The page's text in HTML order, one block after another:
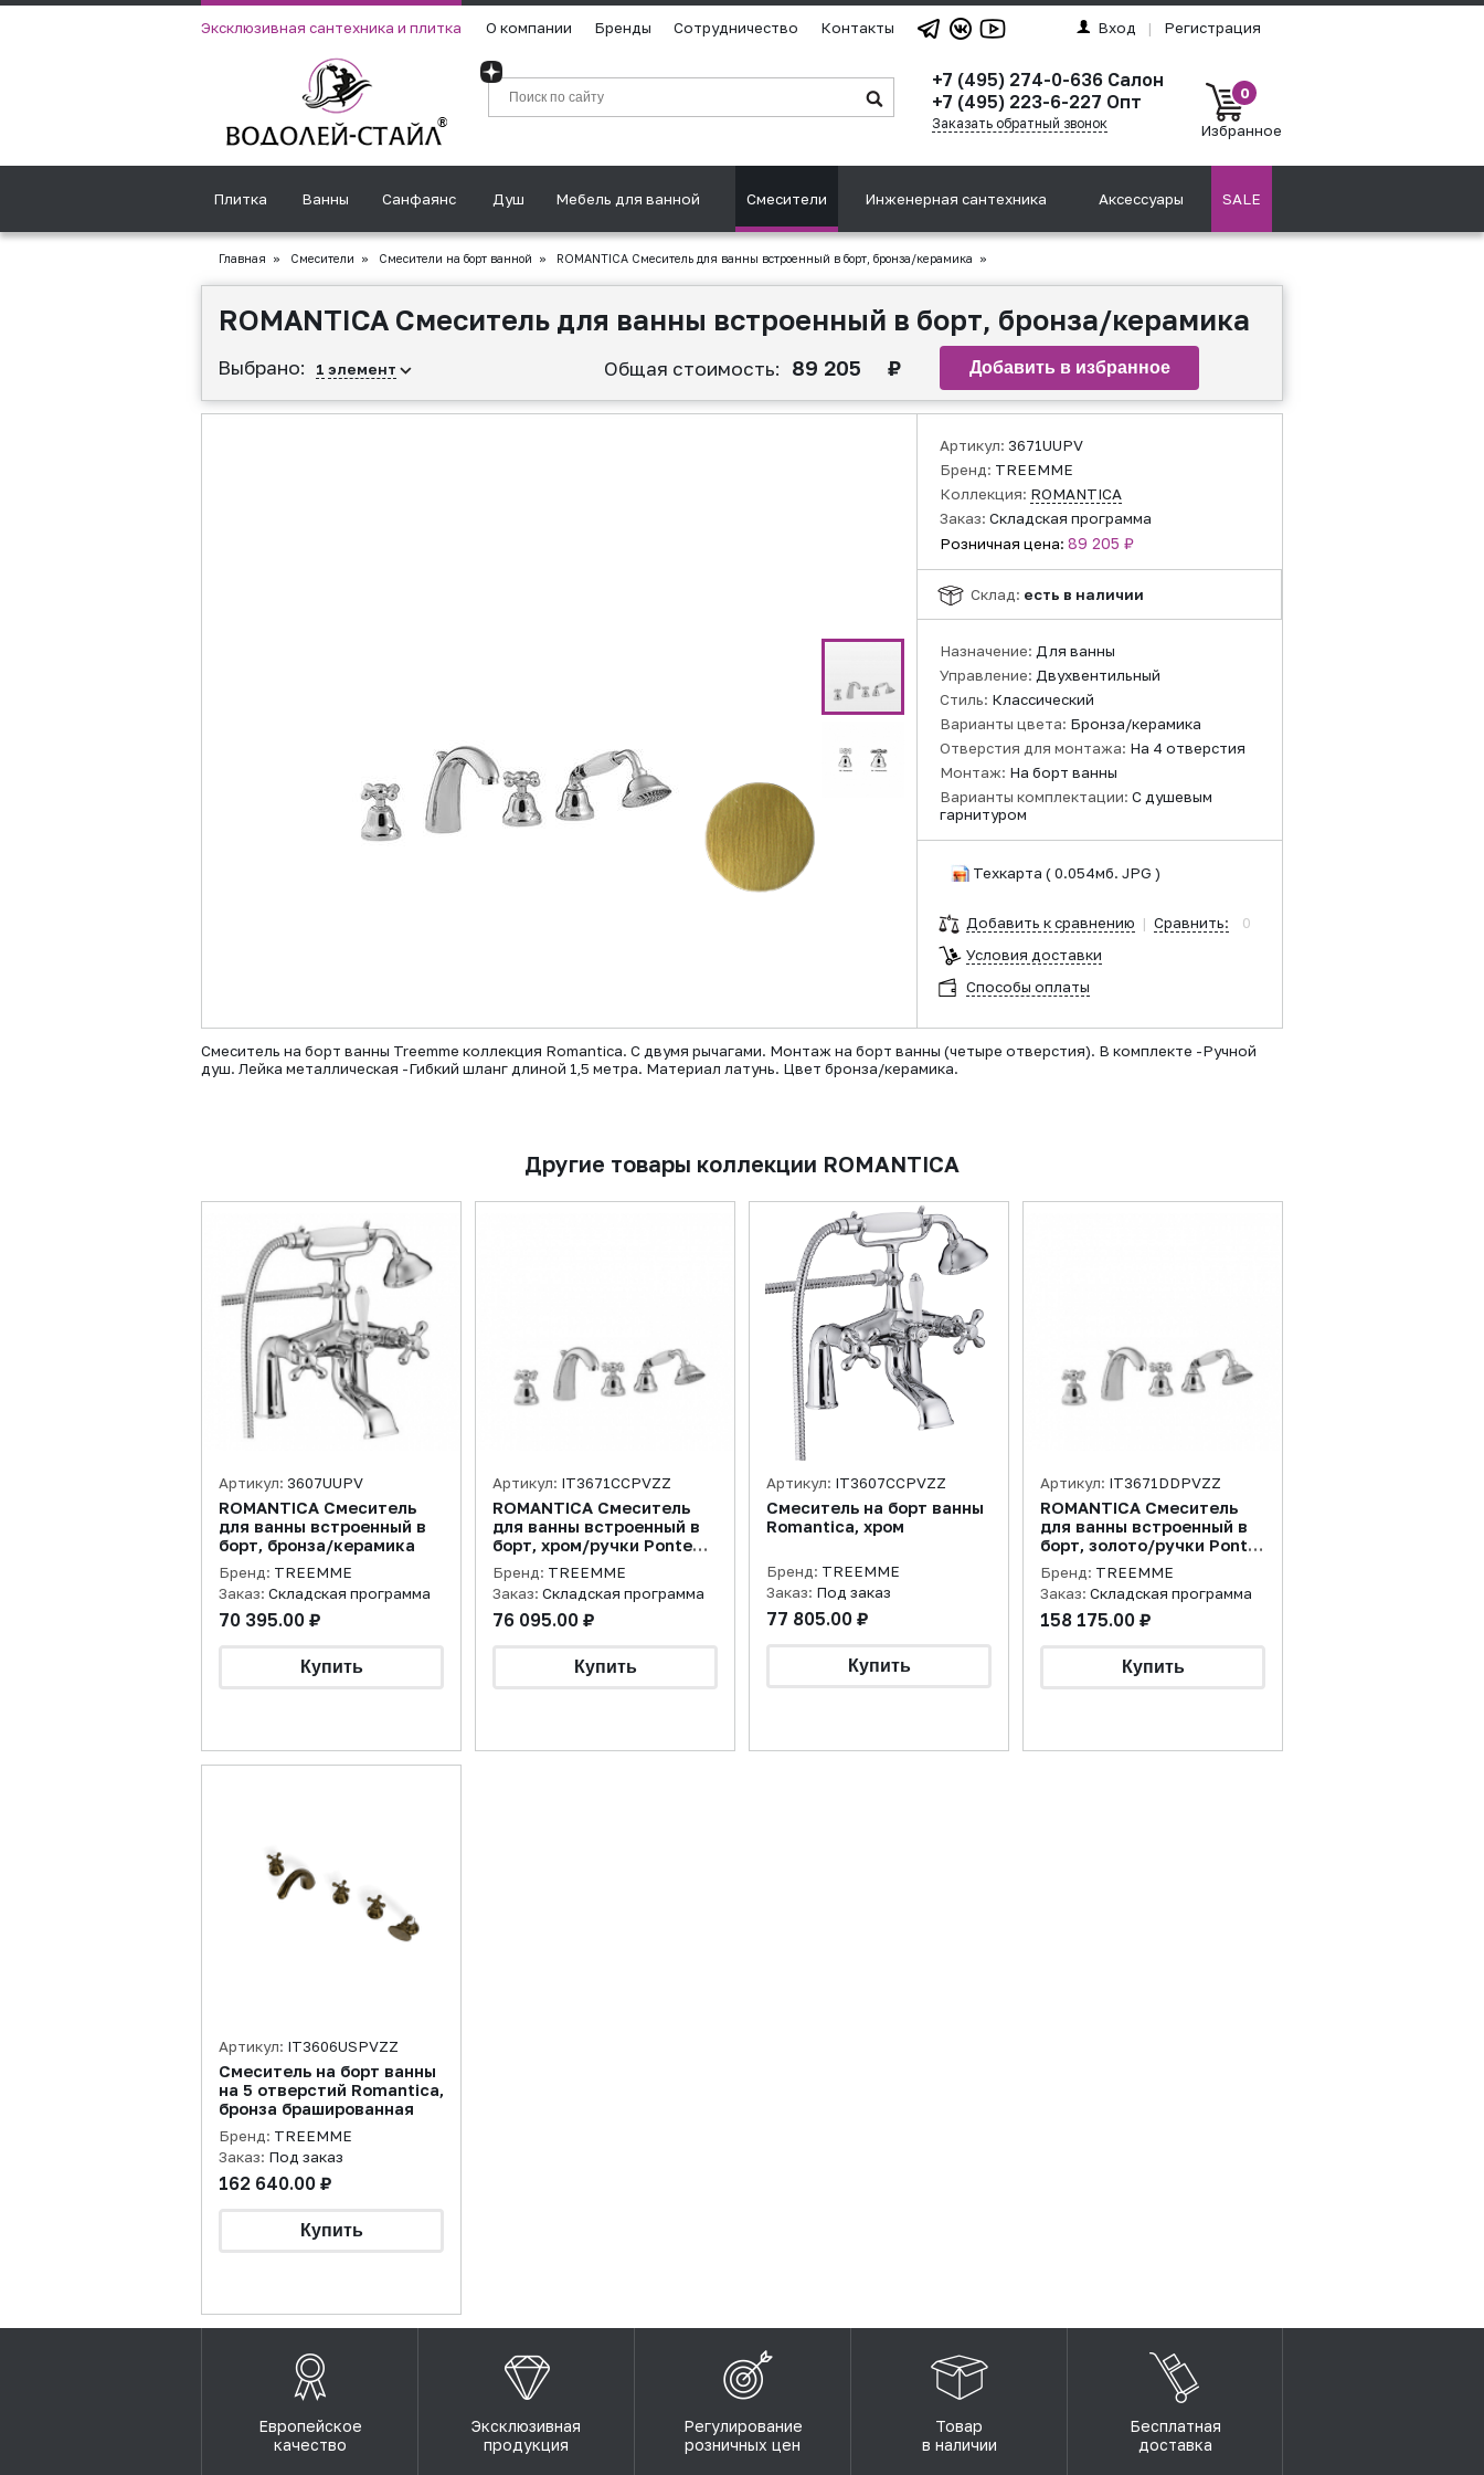
Эксклюзивная сантехника и плитка О компании Бренды Сотрудничество Контакты Вход | Регистрация
+7 (495) 274-0-636 Салон
+7 (495) 223-6-227 Опт
Заказать обратный звонок
0
Избранное
Плитка Ванны Санфаянс Душ Мебель для ванной Смесители Инженерная сантехника Аксессуары SALE
Главная » Смесители » Смесители на борт ванной » ROMANTICA Смеситель для ванны встроенный в борт, бронза/керамика »
ROMANTICA Смеситель для ванны встроенный в борт, бронза/керамика
Выбрано: 1 элемент Общая стоимость: 89 205 ₽
Артикул: 3671UUPV
Бренд: TREEMME
Коллекция: ROMANTICA
Заказ: Складская программа
Розничная цена: 89 205 ₽
Склад: есть в наличии
Назначение: Для ванны
Управление: Двухвентильный
Стиль: Классический
Варианты цвета: Бронза/керамика
Отверстия для монтажа: На 4 отверстия
Монтаж: На борт ванны
Варианты комплектации: С душевым
гарнитуром
Техкарта ( 0.054мб. JPG )
Добавить к сравнению | Сравнить:
0
Условия доставки
Способы оплаты
Смеситель на борт ванны Treemme коллекция Romantica. С двумя рычагами. Монтаж на борт ванны (четыре отверстия). В комплекте -Ручной
душ. Лейка металлическая -Гибкий шланг длиной 1,5 метра. Материал латунь. Цвет бронза/керамика.
Другие товары коллекции ROMANTICA
Артикул: 3607UUPV
ROMANTICA Смеситель
для ванны встроенный в
борт, бронза/керамика
Бренд: TREEMME
Заказ: Складская программа
70 395.00 ₽
Артикул: IT3671CCPVZZ
ROMANTICA Смеситель
для ванны встроенный в
борт, хром/ручки Ponte
Vecchio
Бренд: TREEMME
Заказ: Складская программа
76 095.00 ₽
Артикул: IT3607CCPVZZ
Смеситель на борт ванны
Romantica, хром
Бренд: TREEMME
Заказ: Под заказ
77 805.00 ₽
Артикул: IT3671DDPVZZ
ROMANTICA Смеситель
для ванны встроенный в
борт, золото/ручки Ponte
Vecchio
Бренд: TREEMME
Заказ: Складская программа
158 175.00 ₽
Артикул: IT3606USPVZZ
Смеситель на борт ванны
на 5 отверстий Romantica,
бронза брашированная
Бренд: TREEMME
Заказ: Под заказ
162 640.00 ₽
Европейское
качество
Эксклюзивная
продукция
Регулирование
розничных цен
Товар
в наличии
Бесплатная
доставка